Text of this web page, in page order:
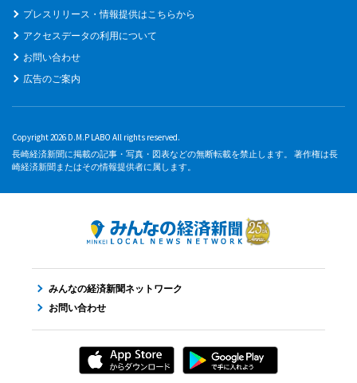
プレスリリース・情報提供はこちらから
アクセスデータの利用について
お問い合わせ
広告のご案内
Copyright 2026 D.M.P LABO All rights reserved.
長崎経済新聞に掲載の記事・写真・図表などの無断転載を禁止します。 著作権は長
崎経済新聞またはその情報提供者に属します。
みんなの経済新聞ネットワーク
お問い合わせ